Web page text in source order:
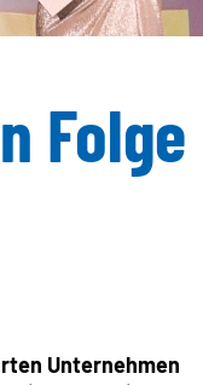
Folge
Unternehmen